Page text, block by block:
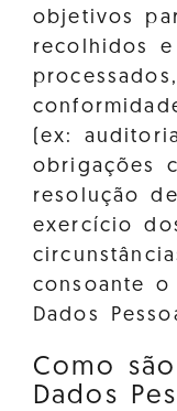
objetivos
recolhidos
(ex:
obrigações
resolução
exercício
consoante
Dados
Como
Dados